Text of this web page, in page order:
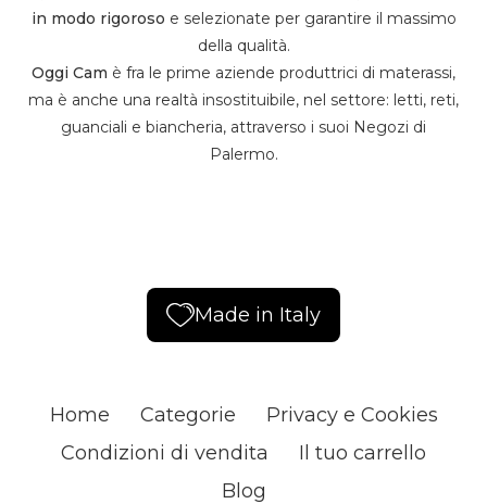
in modo rigoroso e selezionate per garantire il massimo
della qualità.
Oggi Cam è fra le prime aziende produttrici di materassi,
ma è anche una realtà insostituibile, nel settore: letti, reti,
guanciali e biancheria, attraverso i suoi Negozi di
Palermo.
Made in Italy
Home Categorie
Privacy e Cookies
Condizioni di vendita
Il tuo carrello
Blog